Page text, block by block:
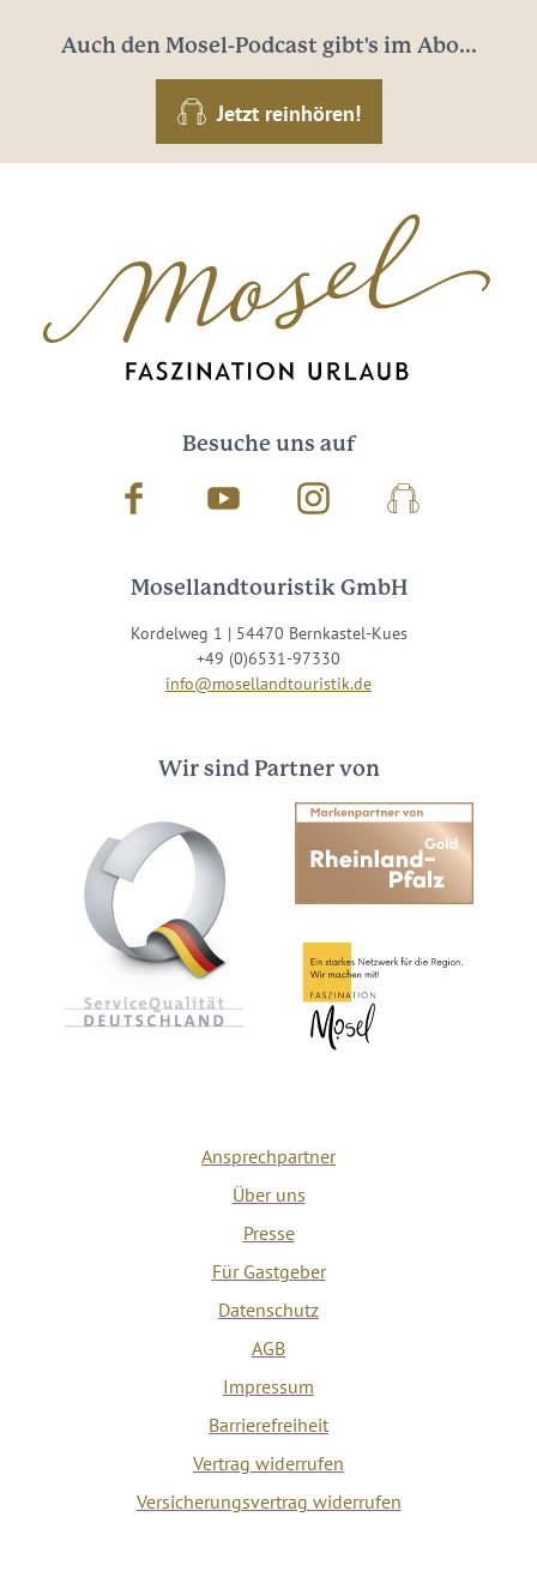
Auch den Mosel-Podcast gibt's im Abo...
Jetzt reinhören!
Besuche uns auf
Facebook Youtube InstagramPodcast
Mosellandtouristik GmbH
Kordelweg 1 | 54470 Bernkastel-Kues
+49 (0)6531-97330
info@mosellandtouristik.de
Wir sind Partner von
Ansprechpartner
Über uns
Presse
Für Gastgeber
Datenschutz
AGB
Impressum
Barrierefreiheit
Vertrag widerrufen
Versicherungsvertrag widerrufen